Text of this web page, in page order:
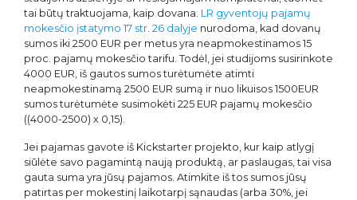
tai būtų traktuojama, kaip dovana. LR gyventojų pajamų
mokesčio įstatymo 17 str. 26 dalyje nurodoma, kad dovanų
sumos iki 2500 EUR per metus yra neapmokestinamos 15
proc. pajamų mokesčio tarifu. Todėl, jei studijoms susirinkote
4000 EUR, iš gautos sumos turėtumėte atimti
neapmokestinamą 2500 EUR sumą ir nuo likuisos 1500EUR
sumos turėtumėte susimokėti 225 EUR pajamų mokesčio
((4000-2500) x 0,15).
Jei pajamas gavote iš Kickstarter projekto, kur kaip atlygį
siūlėte savo pagamintą naują produktą, ar paslaugas, tai visa
gauta suma yra jūsų pajamos. Atimkite iš tos sumos jūsų
patirtas per mokestinį laikotarpį sąnaudas (arba 30%, jei